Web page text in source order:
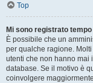
Top
Mi sono registrato
È possibile che un
per qualche ragione.
utenti che non hanno mai
database. Se il motivo è
coinvolgere